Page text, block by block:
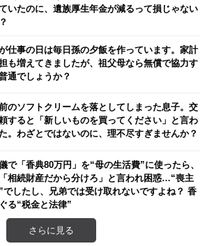
いたのに、遺族厚生年金が減るって損じゃない
仕事の日は毎日孫の夕飯を作っています。家計
も増えてきましたが、祖父母なら無償で協力す
通でしょうか？
のソフトクリームを落としてしまった息子。交
すると「新しいものを買ってください」と言わ
。わざとではないのに、理不尽すぎませんか？
で「香典80万円」を“母の生活費”に使ったら、
相続財産だから分けろ」と言われ困惑…“喪主
でしたし、兄弟では受け取れないですよね？ 香
る“税金と法律”
さらに見る